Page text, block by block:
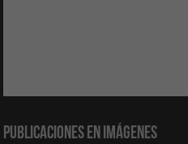
Publicaciones en Imágenes